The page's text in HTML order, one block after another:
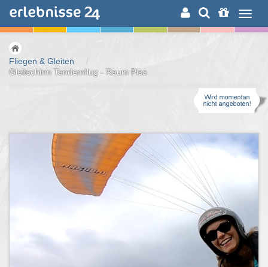
ERLEBNISSUCHE
Fliegen & Gleiten
/
Gleitschirm Tandemflug - Raum Pisa